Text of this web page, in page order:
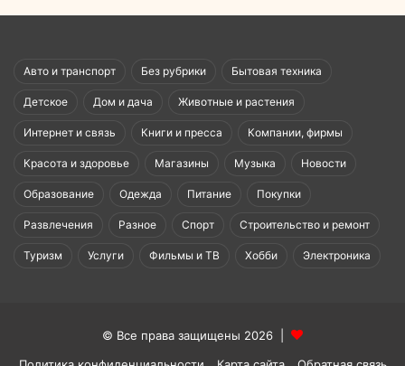
Авто и транспорт Без рубрики Бытовая техника
Детское Дом и дача Животные и растения
Интернет и связь Книги и пресса Компании, фирмы
Красота и здоровье Магазины Музыка Новости
Образование Одежда Питание Покупки
Развлечения Разное Спорт Строительство и ремонт
Туризм Услуги Фильмы и ТВ Хобби Электроника
© Все права защищены 2026 |